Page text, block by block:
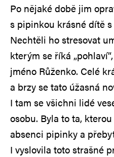
Po nějaké době jim
s pipinkou krásné dítě
Nechtěli ho stresovat
kterým se říká
jméno Růženko. Celé
a brzy se tato úžasná
I tam se všichni lidé
osobu. Byla to ta,
absenci pipinky a
I vyslovila toto strašné